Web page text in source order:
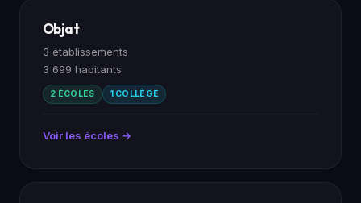
Objat
3 établissements
3 699 habitants
2 ÉCOLES 1 COLLÈGE
Voir les écoles →